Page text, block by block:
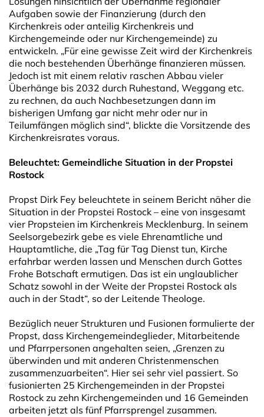
Aufgaben sowie der Finanzierung (durch den
Kirchenkreis oder anteilig Kirchenkreis und
Kirchengemeinde oder nur Kirchengemeinde) zu
entwickeln. „Für eine gewisse Zeit wird der Kirchenkreis
die noch bestehenden Überhänge finanzieren müssen.
Jedoch ist mit einem relativ raschen Abbau vieler
Überhänge bis 2032 durch Ruhestand, Weggang etc.
zu rechnen, da auch Nachbesetzungen dann im
bisherigen Umfang gar nicht mehr oder nur in
Teilumfängen möglich sind“, blickte die Vorsitzende des
Kirchenkreisrates voraus.
Beleuchtet: Gemeindliche Situation in der Propstei
Rostock
Propst Dirk Fey beleuchtete in seinem Bericht näher die
Situation in der Propstei Rostock – eine von insgesamt
vier Propsteien im Kirchenkreis Mecklenburg. In seinem
Seelsorgebezirk gebe es viele Ehrenamtliche und
Hauptamtliche, die „Tag für Tag Dienst tun, Kirche
erfahrbar werden lassen und Menschen durch Gottes
Frohe Botschaft ermutigen. Das ist ein unglaublicher
Schatz sowohl in der Weite der Propstei Rostock als
auch in der Stadt“, so der Leitende Theologe.
Bezüglich neuer Strukturen und Fusionen formulierte der
Propst, dass Kirchengemeindeglieder, Mitarbeitende
und Pfarrpersonen angehalten seien, „Grenzen zu
überwinden und mit anderen Christenmenschen
zusammenzuarbeiten“. Hier sei sehr viel passiert. So
fusionierten 25 Kirchengemeinden in der Propstei
Rostock zu zehn Kirchengemeinden und 16 Gemeinden
arbeiten jetzt als fünf Pfarrsprengel zusammen.